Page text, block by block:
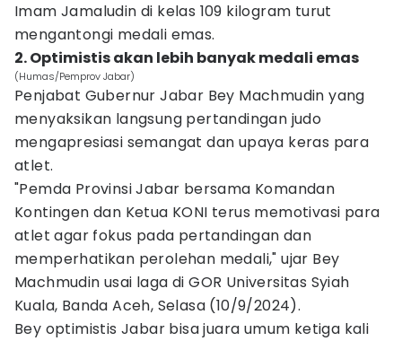
Imam Jamaludin di kelas 109 kilogram turut
mengantongi medali emas.
2. Optimistis akan lebih banyak medali emas
(Humas/Pemprov Jabar)
Penjabat Gubernur Jabar Bey Machmudin yang
menyaksikan langsung pertandingan judo
mengapresiasi semangat dan upaya keras para
atlet.
"Pemda Provinsi Jabar bersama Komandan
Kontingen dan Ketua KONI terus memotivasi para
atlet agar fokus pada pertandingan dan
memperhatikan perolehan medali," ujar Bey
Machmudin usai laga di GOR Universitas Syiah
Kuala, Banda Aceh, Selasa (10/9/2024).
Bey optimistis Jabar bisa juara umum ketiga kali